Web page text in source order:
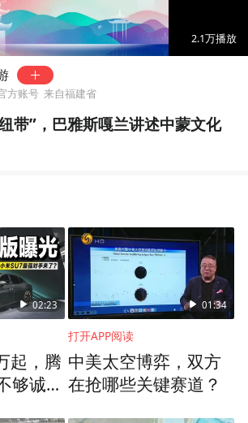
00:48
2.1万播放
方账号 来自福建省
带”，巴雅斯嘎兰讲述中蒙文化
02:23
起，腾
够诚
01:34
打开APP阅读
中美太空博弈，双方
在抢哪些关键赛道？